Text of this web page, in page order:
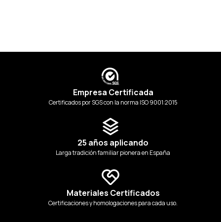
Empresa Certificada
Certificados por SGS con la norma ISO 9001:2015
25 años aplicando
Larga tradición familiar pionera en España
Materiales Certificados
Certificaciones y homologaciones para cada uso.